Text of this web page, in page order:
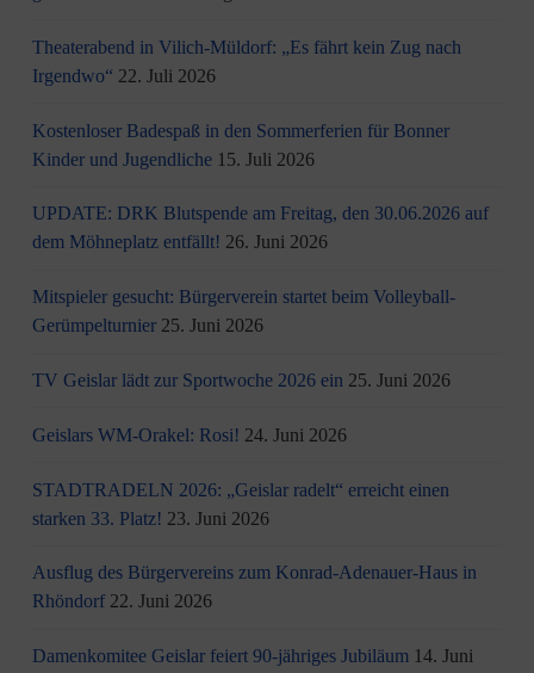
Theaterabend in Vilich-Müldorf: „Es fährt kein Zug nach
Irgendwo“ 22. Juli 2026
Kostenloser Badespaß in den Sommerferien für Bonner
Kinder und Jugendliche 15. Juli 2026
UPDATE: DRK Blutspende am Freitag, den 30.06.2026 auf
dem Möhneplatz entfällt! 26. Juni 2026
Mitspieler gesucht: Bürgerverein startet beim Volleyball-
Gerümpelturnier 25. Juni 2026
TV Geislar lädt zur Sportwoche 2026 ein 25. Juni 2026
Geislars WM-Orakel: Rosi! 24. Juni 2026
STADTRADELN 2026: „Geislar radelt“ erreicht einen
starken 33. Platz! 23. Juni 2026
Ausflug des Bürgervereins zum Konrad-Adenauer-Haus in
Rhöndorf 22. Juni 2026
Damenkomitee Geislar feiert 90-jähriges Jubiläum 14. Juni